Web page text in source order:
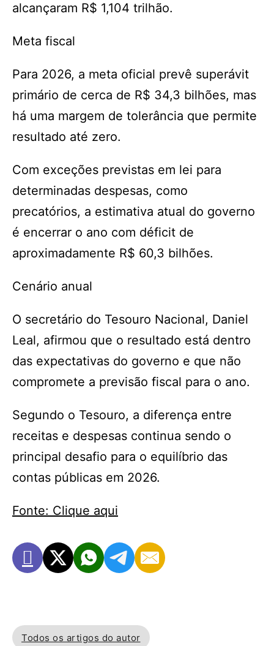
alcançaram R$ 1,104 trilhão.
Meta fiscal
Para 2026, a meta oficial prevê superávit
primário de cerca de R$ 34,3 bilhões, mas
há uma margem de tolerância que permite
resultado até zero.
Com exceções previstas em lei para
determinadas despesas, como
precatórios, a estimativa atual do governo
é encerrar o ano com déficit de
aproximadamente R$ 60,3 bilhões.
Cenário anual
O secretário do Tesouro Nacional, Daniel
Leal, afirmou que o resultado está dentro
das expectativas do governo e que não
compromete a previsão fiscal para o ano.
Segundo o Tesouro, a diferença entre
receitas e despesas continua sendo o
principal desafio para o equilíbrio das
contas públicas em 2026.
Fonte: Clique aqui
Todos os artigos do autor